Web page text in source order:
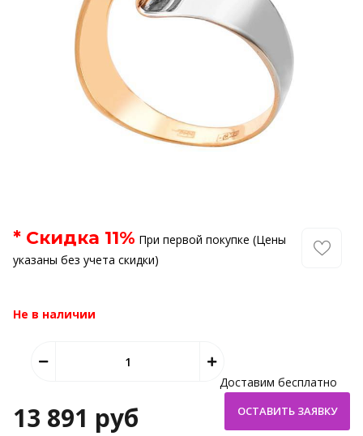
* Скидка 11% При первой покупке (Цены
указаны без учета скидки)
Не в наличии
13 891 руб
Доставим бесплатно